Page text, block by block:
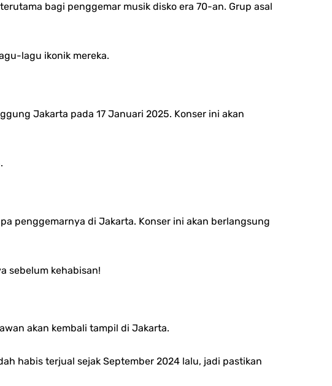
bagi penggemar musik disko era 70-an. Grup asal
lagu ikonik mereka.
Jakarta pada 17 Januari 2025. Konser ini akan
penggemarnya di Jakarta. Konser ini akan berlangsung
sebelum kehabisan!
akan kembali tampil di Jakarta.
habis terjual sejak September 2024 lalu, jadi pastikan